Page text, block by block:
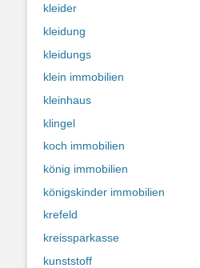
kleider
kleidung
kleidungs
klein immobilien
kleinhaus
klingel
koch immobilien
könig immobilien
königskinder immobilien
krefeld
kreissparkasse
kunststoff